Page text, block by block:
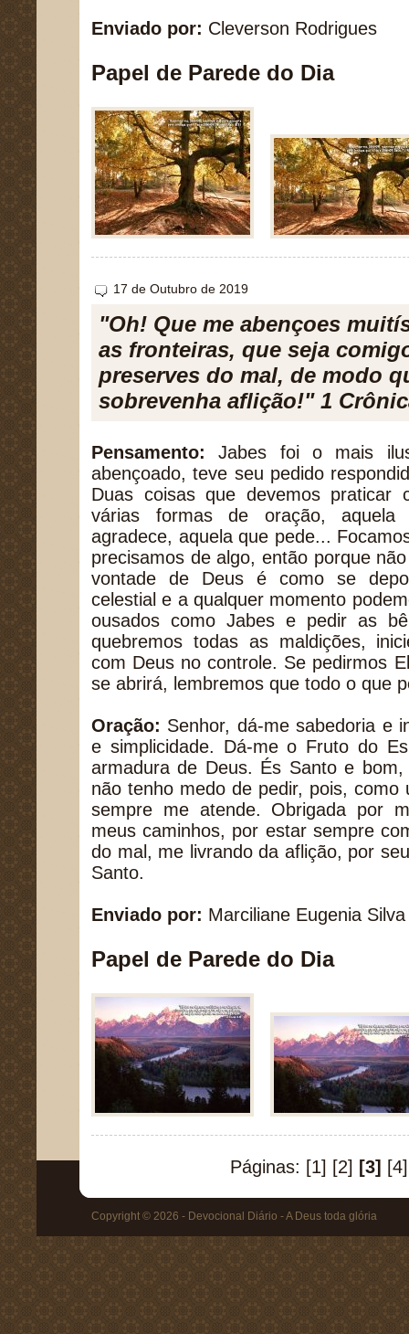
Enviado por: Cleverson Rodrigues
Papel de Parede do Dia
17 de Outubro de 2019
"Oh! Que me abençoes
as fronteiras, que seja
preserves do mal, de modo
sobrevenha aflição!" 1
Pensamento: Jabes foi o mais
abençoado, teve seu pedido
Duas coisas que devemos
várias formas de oração,
agradece, aquela que pede...
precisamos de algo, então porque
vontade de Deus é como se
celestial e a qualquer momento
ousados como Jabes e pedir as
quebremos todas as maldições,
com Deus no controle. Se pedirmos
se abrirá, lembremos que todo o que
Oração: Senhor, dá-me sabedoria e
e simplicidade. Dá-me o Fruto do
armadura de Deus. És Santo e
não tenho medo de pedir, pois,
sempre me atende. Obrigada por
meus caminhos, por estar sempre
do mal, me livrando da aflição, por
Santo.
Enviado por: Marciliane Eugenia Silva
Papel de Parede do Dia
Páginas: [1] [2] [3] [4]
Copyright © 2026 - Devocional Diário - A Deus toda glória